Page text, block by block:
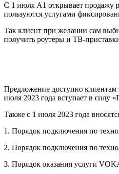
С 1 июля А1 открывает продажу
пользуются услугами
Так клиент при желании сам
получить роутеры и ТВ-
Предложение доступно клиентам
июля 2023 года вступает в силу
Также с 1 июля 2023 года
1. Порядок подключения по
2. Порядок подключения по
3. Порядок оказания услуги